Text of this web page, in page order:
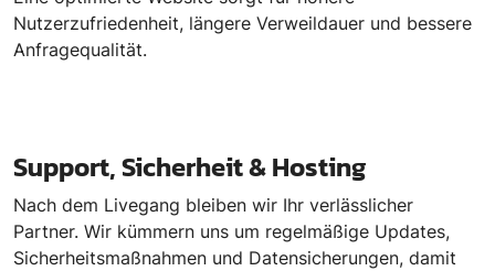
Nutzerzufriedenheit, längere Verweildauer und bessere
Anfragequalität.
Support, Sicherheit & Hosting
Nach dem Livegang bleiben wir Ihr verlässlicher
Partner. Wir kümmern uns um regelmäßige Updates,
Sicherheitsmaßnahmen und Datensicherungen, damit